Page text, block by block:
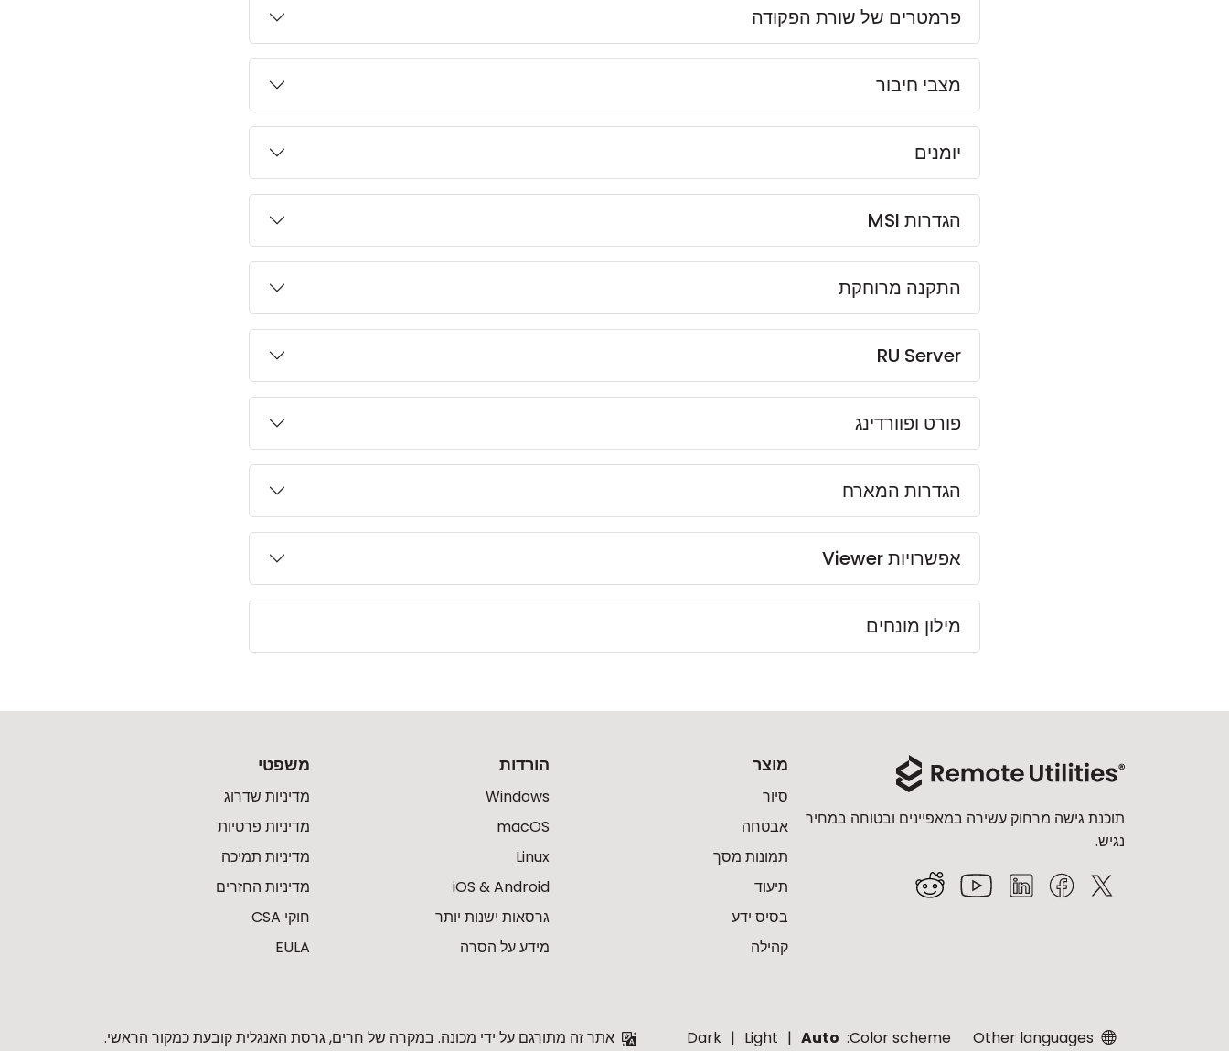
פרמטרים של שורת הפקודה
מצבי חיבור
יומנים
הגדרות MSI
התקנה מרוחקת
RU Server
פורט ופוורדינג
הגדרות המארח
אפשרויות Viewer
מילון מונחים
תוכנת גישה מרחוק עשירה במאפיינים ובטוחה במחיר
נגיש.
מוצר
סיור
אבטחה
תמונות מסך
תיעוד
בסיס ידע
קהילה
הורדות
Windows
macOS
Linux
iOS & Android
גרסאות ישנות יותר
מידע על הסרה
משפטי
מדיניות שדרוג
מדיניות פרטיות
מדיניות תמיכה
מדיניות החזרים
חוקי CSA
EULA
Color scheme:
Auto
Light
Dark אתר זה מתורגם על ידי מכונה. במקרה של חרים, גרסת האנגלית קובעת כמקור הראשי.